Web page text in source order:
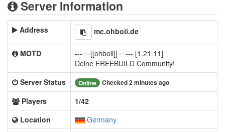
Server Information
Address mc.ohboii.de
MOTD
---==[[ohboii]]==--- [1.21.11]
Deine FREEBUILD Community!
Server Status
Online Checked 2 minutes ago
Players
1/42
Location
Germany